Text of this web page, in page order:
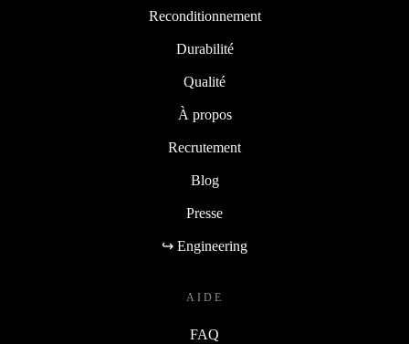
Reconditionnement
Durabilité
Qualité
À propos
Recrutement
Blog
Presse
↪ Engineering
AIDE
FAQ